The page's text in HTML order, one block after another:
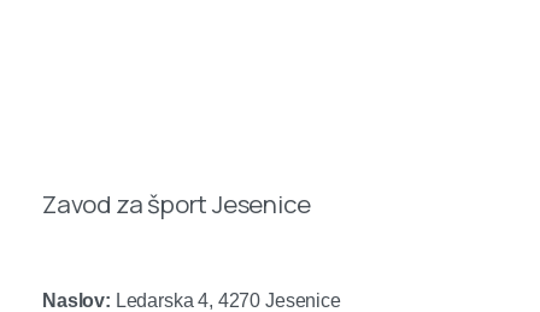
Zavod za šport Jesenice
Naslov: Ledarska 4, 4270 Jesenice